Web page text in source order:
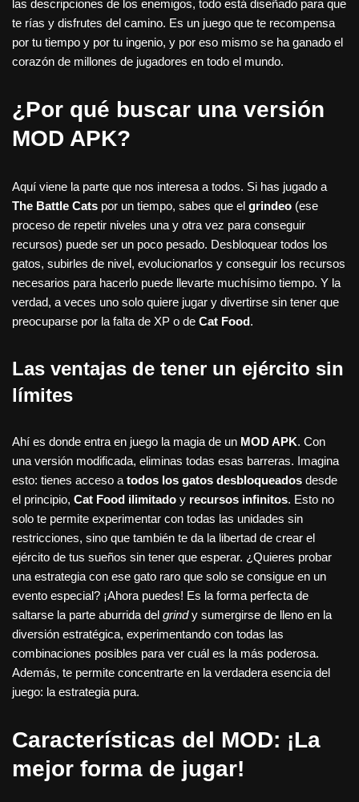
las descripciones de los enemigos, todo está diseñado para que
te rías y disfrutes del camino. Es un juego que te recompensa
por tu tiempo y por tu ingenio, y por eso mismo se ha ganado el
corazón de millones de jugadores en todo el mundo.
¿Por qué buscar una versión
MOD APK?
Aquí viene la parte que nos interesa a todos. Si has jugado a
The Battle Cats por un tiempo, sabes que el grindeo (ese
proceso de repetir niveles una y otra vez para conseguir
recursos) puede ser un poco pesado. Desbloquear todos los
gatos, subirles de nivel, evolucionarlos y conseguir los recursos
necesarios para hacerlo puede llevarte muchísimo tiempo. Y la
verdad, a veces uno solo quiere jugar y divertirse sin tener que
preocuparse por la falta de XP o de Cat Food.
Las ventajas de tener un ejército sin
límites
Ahí es donde entra en juego la magia de un MOD APK. Con
una versión modificada, eliminas todas esas barreras. Imagina
esto: tienes acceso a todos los gatos desbloqueados desde
el principio, Cat Food ilimitado y recursos infinitos. Esto no
solo te permite experimentar con todas las unidades sin
restricciones, sino que también te da la libertad de crear el
ejército de tus sueños sin tener que esperar. ¿Quieres probar
una estrategia con ese gato raro que solo se consigue en un
evento especial? ¡Ahora puedes! Es la forma perfecta de
saltarse la parte aburrida del grindy sumergirse de lleno en la
diversión estratégica, experimentando con todas las
combinaciones posibles para ver cuál es la más poderosa.
Además, te permite concentrarte en la verdadera esencia del
juego: la estrategia pura.
Características del MOD: ¡La
mejor forma de jugar!